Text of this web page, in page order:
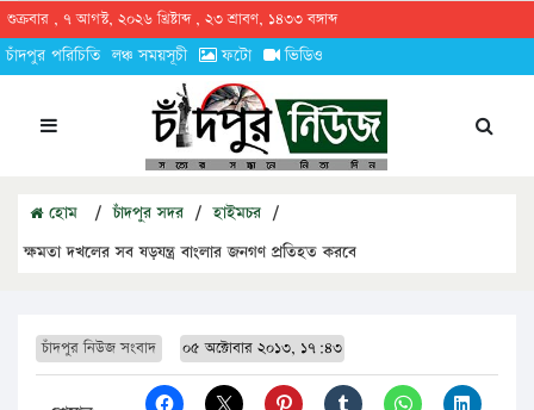
শুক্রবার , ৭ আগস্ট, ২০২৬ খ্রিষ্টাব্দ , ২৩ শ্রাবণ, ১৪৩৩ বঙ্গাব্দ
চাঁদপুর পরিচিতি লঞ্চ সময়সূচী ফটো ভিডিও
হোম / চাঁদপুর সদর / হাইমচর /
ক্ষমতা দখলের সব ষড়যন্ত্র বাংলার জনগণ প্রতিহত করবে
চাঁদপুর নিউজ সংবাদ ০৫ অক্টোবার ২০১৩, ১৭:৪৩